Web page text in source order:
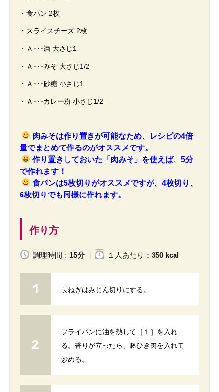
・食パン 2枚
・スライスチーズ 2枚
・Ａ･･･酒 大さじ1
・Ａ･･･みそ 大さじ1/2
・Ａ･･･砂糖 小さじ1
・Ａ･･･カレー粉 小さじ1/2
肉みそは作り置きが可能なため、レシピの4倍
量でまとめて作るのがオススメです。
作り置きしておいた「肉みそ」を使えば、5分
で作れます！
食パンは5枚切りがオススメですが、4枚切り、
6枚切りでも同様に作れます。
作り方
調理時間： 15分 １人 あたり ： 350 kcal
長ねぎはみじん切りにする。
フライパンに油を熱して［１］を入れ
る。香りが立ったら、豚ひき肉を入れて
炒める。